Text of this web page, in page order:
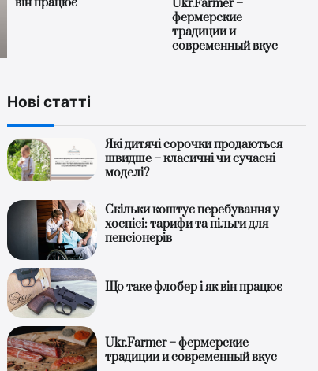
Ukr.Farmer –
фермерские
традиции и
современный вкус
Нові статті
Які дитячі сорочки продаються
швидше – класичні чи сучасні
моделі?
Скільки коштує перебування у
хоспісі: тарифи та пільги для
пенсіонерів
Що таке флобер і як він працює
Ukr.Farmer – фермерские
традиции и современный вкус